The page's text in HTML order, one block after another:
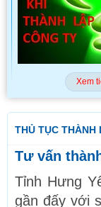
Xem
THỦ TỤC THÀNH
Tư vấn
Tỉnh Hưng
gần đấy với